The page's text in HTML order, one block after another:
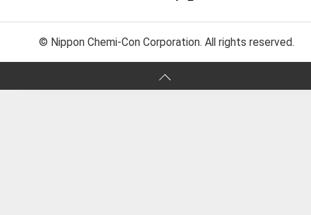
© Nippon Chemi-Con Corporation. All rights reserved.